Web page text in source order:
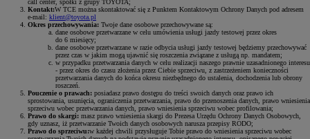
call center, spółki z grupy TOYOTA;
Kontakt:W TCE można skontaktować się z Punktem Kontaktowym Ochrony Danych pod adresem
e-mail: klient@toyota.pl
Okres przechowywania: Twoje dane osobowe przechowywane są:
dane osobowe przetwarzane w celu umówienia usługi jazdy testowej przez okres
do 6 miesięcy;
dane osobowe przetwarzane w razie odbycia usługi jazdy testowej będziemy przechowywać
przez czas w jakim mogą ujawnić się roszczenia związane z usługą np. mandatem;
w przypadku przetwarzania danych w celu realizacji naszego prawnie uzasadnionego interesu
- przez okres do czasu złożenia przez Ciebie sprzeciwu, z zastrzeżeniem konieczności
przetwarzania danych do końca okresu niezbędnego do ustalenia, dochodzenia lub obrony
roszczeń.
Pouczenie o prawach: posiadasz prawo dostępu do treści swoich danych oraz prawo ich
sprostowania, usunięcia, ograniczenia przetwarzania, prawo do przenoszenia danych, prawo wniesienia
sprzeciwu wobec przetwarzania danych, prawo wniesienia sprzeciwu wobec profilowania;
Prawo do skargi: masz prawo wniesienia skargi do Prezesa Urzędu Ochrony Danych Osobowych,
gdy uznasz, iż przetwarzanie Twoich danych osobowych narusza przepisy RODO;
Prawo do sprzeciwu:w każdej chwili przysługuje Tobie prawo do wniesienia sprzeciwu wobec